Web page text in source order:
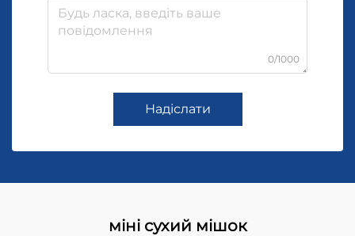
0/1000
Надіслати
міні сухий мішок